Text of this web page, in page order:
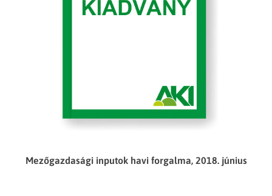
Mezőgazdasági inputok havi forgalma, 2018. június